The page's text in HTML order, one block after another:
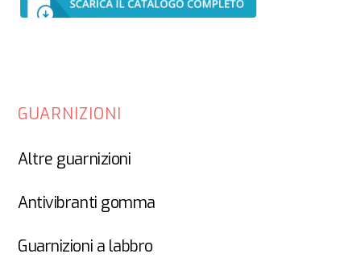
GUARNIZIONI
Altre guarnizioni
Antivibranti gomma
Guarnizioni a labbro